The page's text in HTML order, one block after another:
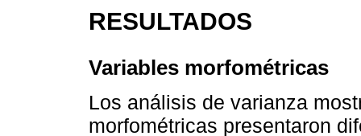
RESULTADOS
Variables morfométricas
Los análisis de varianza
morfométricas presentaron